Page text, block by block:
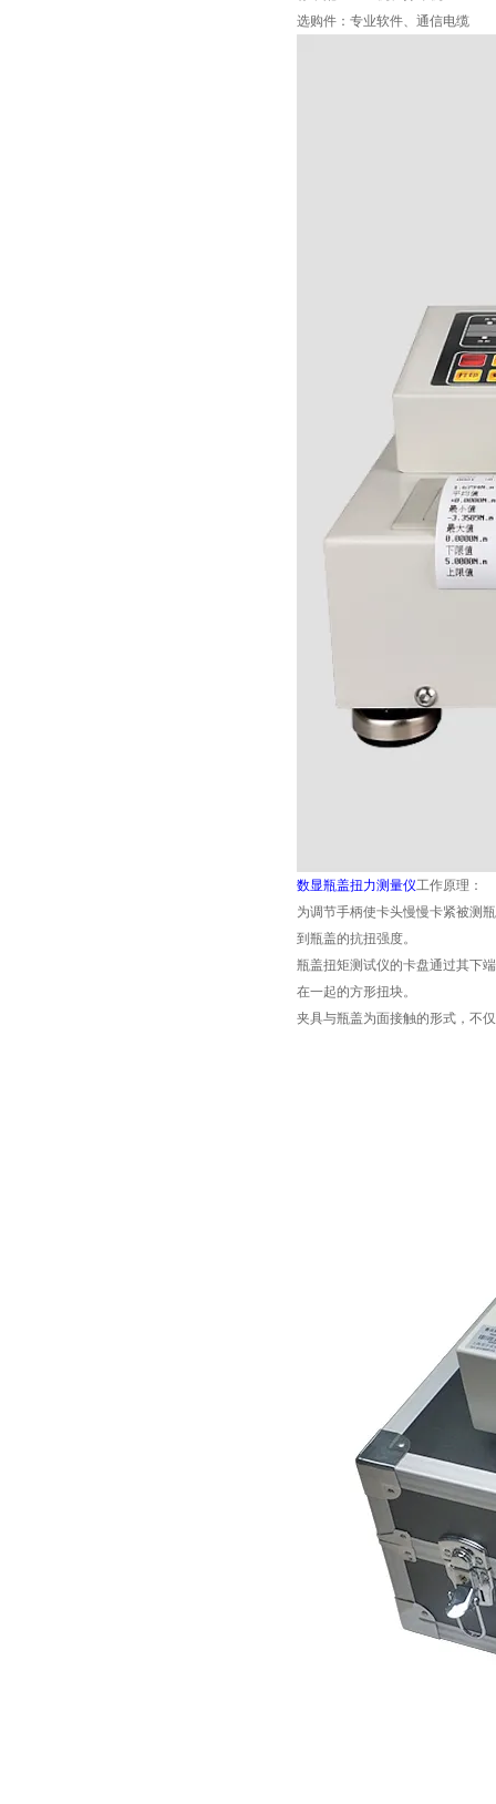
选购件 ：专业软件、通信电缆
数显瓶盖扭力测量仪工作原理 ：
为调节手柄使卡头慢慢卡紧被测
到瓶盖的抗扭强度。
瓶盖扭矩测试仪的卡盘通过其下
在一起的方形扭块。
夹具与瓶盖为面接触的形式，不